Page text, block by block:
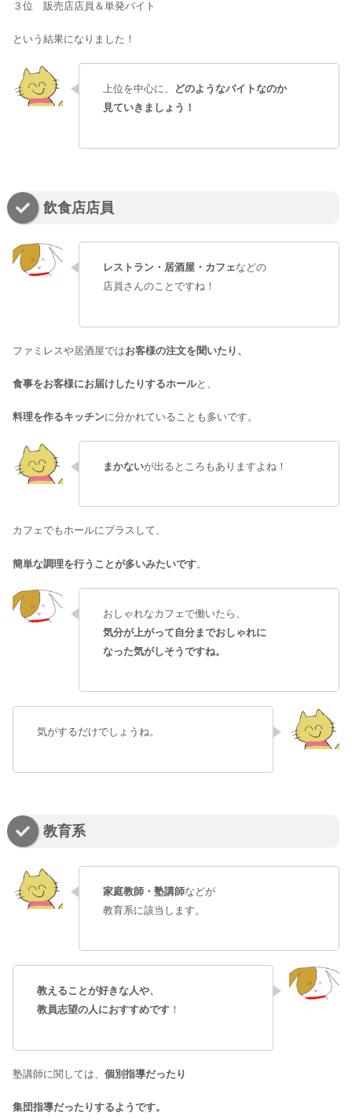
３位 販売店店員＆単発バイト
という結果になりました！
上位を中心に、
どのようなバイトなのか
見ていきましょう！
飲食店店員
レストラン・居酒屋・カフェなどの
店員さんのことですね！
ファミレスや居酒屋ではお客様の注文を聞いたり、
食事をお客様にお届けしたりするホールと、
料理を作るキッチンに分かれていることも多いです。
まかないが出るところもありますよね！
カフェでもホールにプラスして、
簡単な調理を行うことが多いみたいです。
おしゃれなカフェで働いたら、
気分が上がって自分までおしゃれに
なった気がしそうですね。
気がするだけでしょうね。
教育系
家庭教師・塾講師などが
教育系に該当します。
教えることが好きな人や、
教員志望の人におすすめです ！
塾講師に関しては、 個別指導だったり
集団指導だったりするようです。